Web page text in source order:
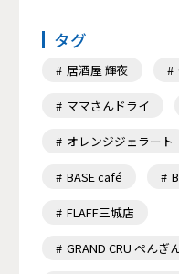
タグ
居酒屋 輝夜
ママさんドライ
オレンジジェラート
BASE café
FLAFF三城店
GRAND CRU ぺんぎ